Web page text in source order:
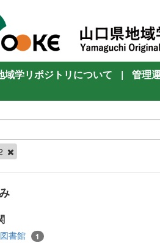
域学リポジトリについて |
管理
書館 1